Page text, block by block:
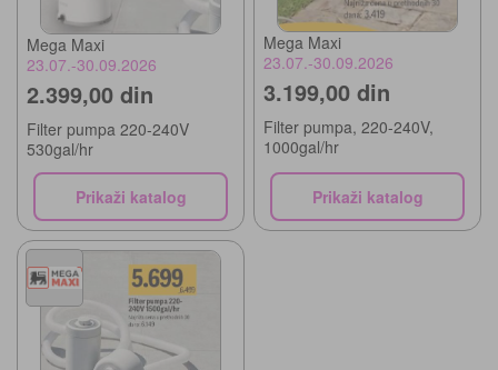
Mega Maxi
23.07.-30.09.2026
2.399,00 din
Filter pumpa 220-240V
530gal/hr
Prikaži katalog
Mega Maxi
23.07.-30.09.2026
3.199,00 din
Filter pumpa, 220-240V,
1000gal/hr
Prikaži katalog